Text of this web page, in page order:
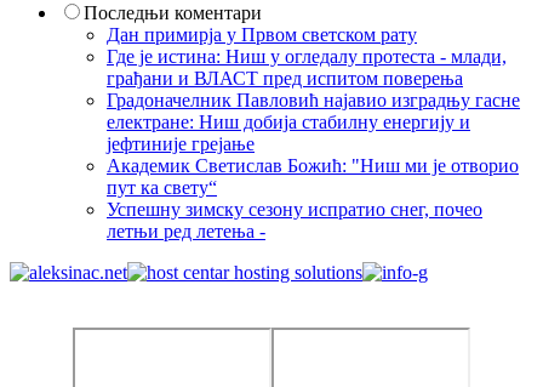
Последњи коментари
Дан примирја у Првом светском рату
Где је истина: Ниш у огледалу протеста - млади,
грађани и ВЛАСТ пред испитом поверења
Градоначелник Павловић најавио изградњу гасне
електране: Ниш добија стабилну енергију и
јефтиније грејање
Академик Светислав Божић: "Ниш ми је отворио
пут ка свету“
Успешну зимску сезону испратио снег, почео
летњи ред летења -